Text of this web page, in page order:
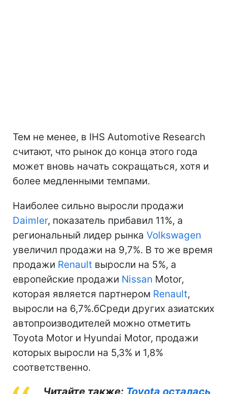
Тем не менее, в IHS Automotive Research
считают, что рынок до конца этого года
может вновь начать сокращаться, хотя и
более медленными темпами.
Наиболее сильно выросли продажи
Daimler, показатель прибавил 11%, а
региональный лидер рынка Volkswagen
увеличил продажи на 9,7%. В то же время
продажи Renault выросли на 5%, а
европейские продажи Nissan Motor,
которая является партнером Renault,
выросли на 6,7%.бСреди других азиатских
автопроизводителей можно отметить
Toyota Motor и Hyundai Motor, продажи
которых выросли на 5,3% и 1,8%
соответственно.
Читайте также: Toyota осталась